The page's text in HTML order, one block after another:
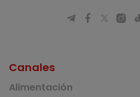
Canales
Alimentación